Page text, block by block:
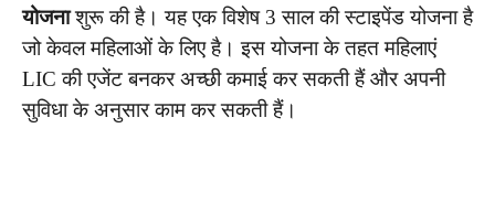
योजनाशुरू की है। यह एक विशेष 3 साल की स्टाइपेंड योजना है
जो केवल महिलाओं के लिए है। इस योजना के तहत महिलाएं
LIC की एजेंट बनकर अच्छी कमाई कर सकती हैं और अपनी
सुविधा के अनुसार काम कर सकती हैं।